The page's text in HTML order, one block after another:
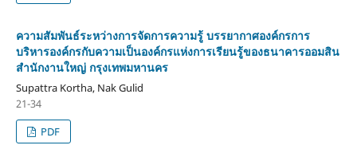
ความสัมพันธ์ระหว่างการจัดการความรู้ บรรยากาศองค์กรการ
บริหารองค์กรกับความเป็นองค์กรแห่งการเรียนรู้ของธนาคารออมสิน
สำนักงานใหญ่ กรุงเทพมหานคร
Supattra Kortha, Nak Gulid
21-34
PDF